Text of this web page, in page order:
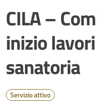
CILA –
inizio
sanatoria
Servizio attivo